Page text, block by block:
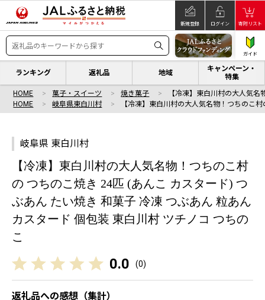
新規登録 ログイン 寄附リスト
ガイド
ランキング 返礼品 地域
キャンペーン・
特集
HOME 菓子・スイーツ 焼き菓子
【冷凍】東白川村の大人気
HOME
岐阜県東白川村 【冷凍】東白川村の大人気名物！つちのこ
岐阜県 東白川村
【冷凍】東白川村の大人気名物！つちのこ村
の つちのこ焼き 24匹 (あんこ カスタード) つ
ぶあん たい焼き 和菓子 冷凍 つぶあん 粒あん
カスタード 個包装 東白川村 ツチノコ つちの
こ
0.0 (0)
返礼品への感想（集計）